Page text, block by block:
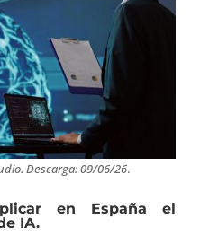
Descarga: 09/06/26.
en España el
IA.